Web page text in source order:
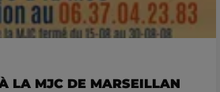
LA MJC DE MARSEILLAN